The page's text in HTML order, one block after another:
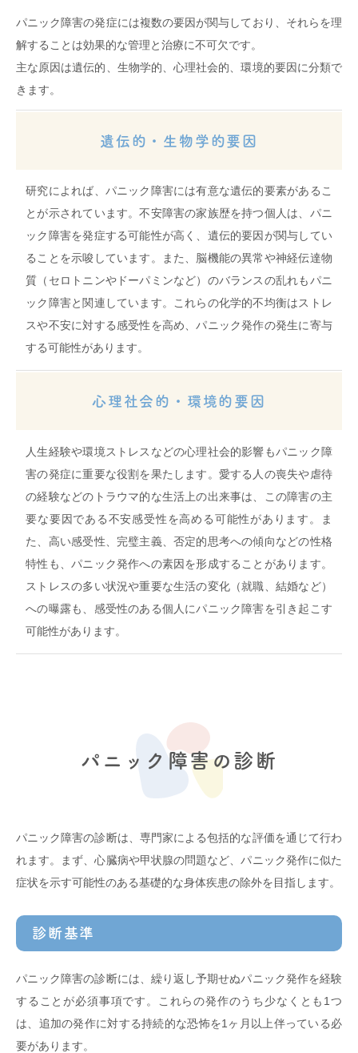
パニック障害の発症には複数の要因が関与しており、それらを理
解することは効果的な管理と治療に不可欠です。
主な原因は遺伝的、生物学的、心理社会的、環境的要因に分類で
きます。
遺伝的・生物学的要因
研究によれば、パニック障害には有意な遺伝的要素があるこ
とが示されています。不安障害の家族歴を持つ個人は、パニ
ック障害を発症する可能性が高く、遺伝的要因が関与してい
ることを示唆しています。また、脳機能の異常や神経伝達物
質（セロトニンやドーパミンなど）のバランスの乱れもパニ
ック障害と関連しています。これらの化学的不均衡はストレ
スや不安に対する感受性を高め、パニック発作の発生に寄与
する可能性があります。
心理社会的・環境的要因
人生経験や環境ストレスなどの心理社会的影響もパニック障
害の発症に重要な役割を果たします。愛する人の喪失や虐待
の経験などのトラウマ的な生活上の出来事は、この障害の主
要な要因である不安感受性を高める可能性があります。ま
た、高い感受性、完璧主義、否定的思考への傾向などの性格
特性も、パニック発作への素因を形成することがあります。
ストレスの多い状況や重要な生活の変化（就職、結婚など）
への曝露も、感受性のある個人にパニック障害を引き起こす
可能性があります。
パニック障害の診断
パニック障害の診断は、専門家による包括的な評価を通じて行わ
れます。まず、心臓病や甲状腺の問題など、パニック発作に似た
症状を示す可能性のある基礎的な身体疾患の除外を目指します。
診断基準
パニック障害の診断には、繰り返し予期せぬパニック発作を経験
することが必須事項です。これらの発作のうち少なくとも1つ
は、追加の発作に対する持続的な恐怖を1ヶ月以上伴っている必
要があります。